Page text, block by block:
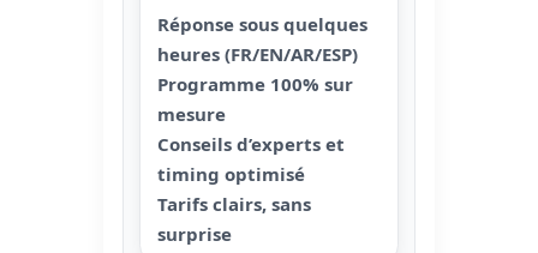
Réponse sous quelques
heures (FR/EN/AR/ESP)
Programme 100% sur
mesure
Conseils d’experts et
timing optimisé
Tarifs clairs, sans
surprise